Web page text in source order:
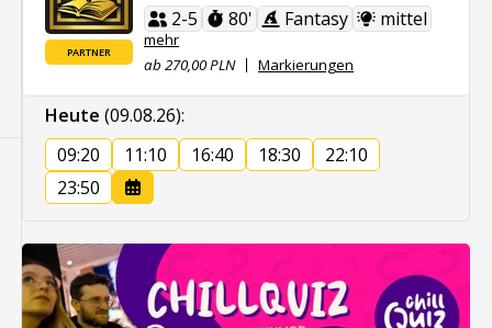
PARTNER
2-5 80' Fantasy mittel
mehr
ab 270,00 PLN
Markierungen
Heute (09.08.26):
09:20
11:10 16:40 18:30
22:10
23:50